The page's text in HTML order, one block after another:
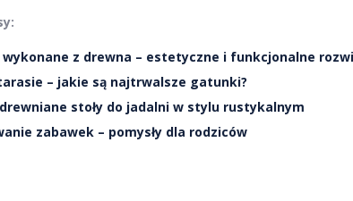
z drewna – estetyczne i funkcjonalne
– jakie są najtrwalsze gatunki?
stoły do jadalni w stylu rustykalnym
zabawek – pomysły dla rodziców